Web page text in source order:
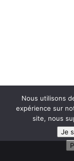
Nous utilisons
expérience sur
site, nous
Je